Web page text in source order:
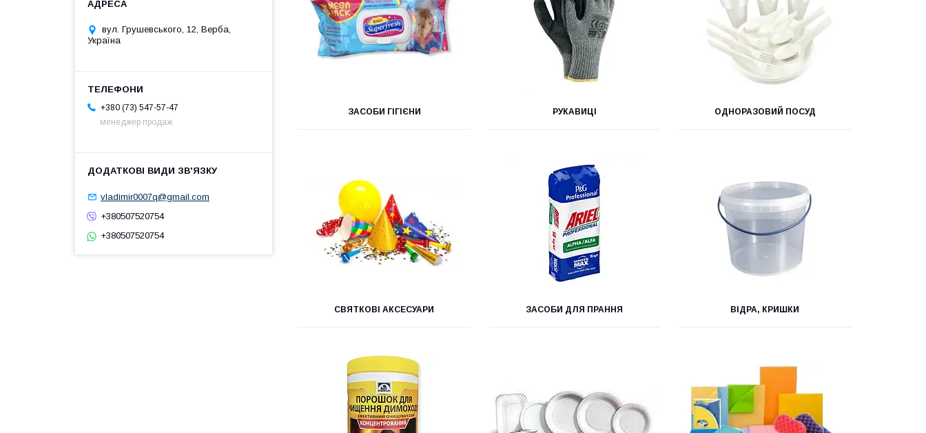
ЗАСОБИ ГІГІЄНИ РУКАВИЦІ ОДНОРАЗОВИЙ ПОСУД
СВЯТКОВІ АКСЕСУАРИ ЗАСОБИ ДЛЯ ПРАННЯ ВІДРА, КРИШКИ
вул. Грушевського, 12, Верба,
Україна
+380 (73) 547-57-47
менеджер продаж
vladimir0007q@gmail.com
+380507520754
+380507520754